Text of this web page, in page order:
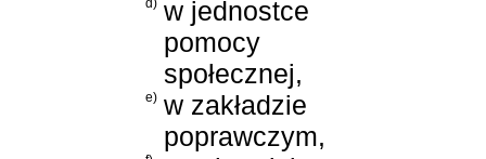
w jednostce
pomocy
społecznej,
e) w zakładzie
poprawczym,